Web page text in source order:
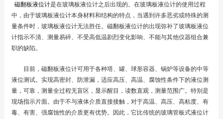
磁翻板液位计是在玻璃板液位计之后出现的。在玻璃板液位计的使用过程
中，由于玻璃板液位计本身材料和结构的特点，当遇到许多恶劣或特殊的测
量条件时，玻璃板液位计无法胜任。磁翻板液位计的出现弥补了玻璃板液位
计指示不清、测量易碎、不受高低温剧烈变化影响、不能与其他仪器组合兼
职的缺陷。
目前，磁翻板液位计可用于各种塔、罐、球形容器、锅炉等设备的中等
液位测试。实现高密封、防泄漏，适应高压、高温、腐蚀性条件下的液位测
量，可靠，测量全过程无盲区，显示醒目，读数直观，测量范围广。特别是
现场指示片面。由于不与液体介质直接接触，对于高温、高压、高粘度、有
毒、有害、强腐蚀性的介质更有优势。因此，它比传统的玻璃管板式液位计